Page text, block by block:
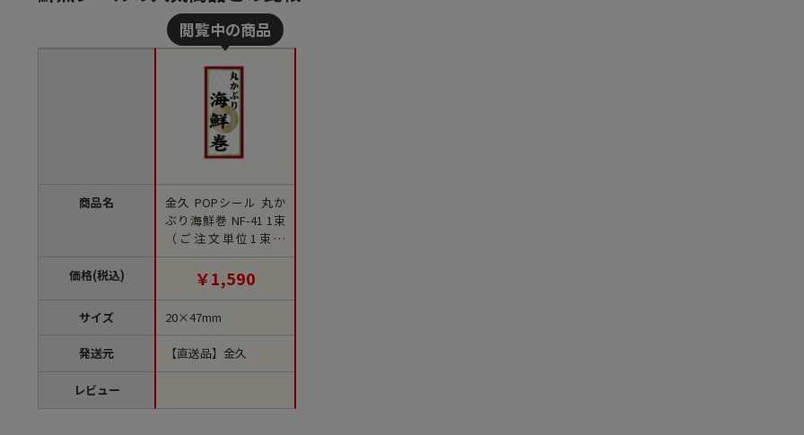
商品名
価格(税込)
サイズ
発送元
レビュー
金久 POPシール 丸か
ぶり海鮮巻 NF-41 1束
（ご注文単位1束）
【直送品】
￥1,590
20×47mm
【直送品】金久